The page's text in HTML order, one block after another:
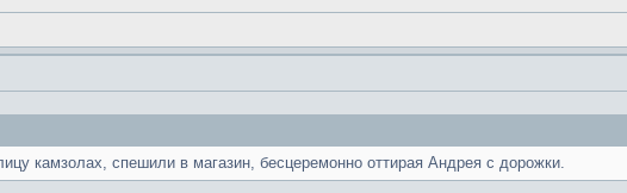
камзолах, спешили в магазин, бесцеремонно оттирая Андрея с дорожки.